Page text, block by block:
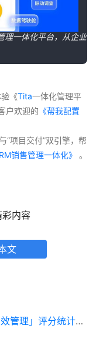
一体化平台，从企业
《Tita一体化管理平
户欢迎的 《帮我配置
销售管理一体化》 。
彩内容
文
理」评分统计上线